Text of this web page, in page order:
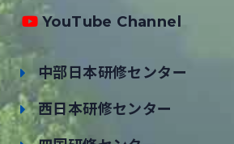
YouTube Channel
中部日本研修センター
西日本研修センター